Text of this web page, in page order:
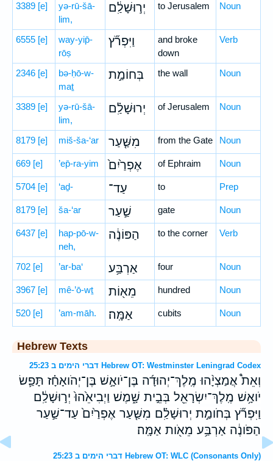
3389 [e]
yə-rū-šā-
lim,
יְר֣וּשָׁלִַ֔ם to Jerusalem Noun
6555 [e]
way-yip̄-
rōṣ
וַיִּפְרֹ֞ץ
and broke
down
Verb
2346 [e]
bə-ḥō-w-
maṯ
בְּחוֹמַ֣ת the wall Noun
3389 [e]
yə-rū-šā-
lim,
יְרוּשָׁלִַ֗ם of Jerusalem Noun
8179 [e] miš-ša-‘ar מִשַּׁ֤עַר from the Gate Noun
669 [e] ’ep̄-ra-yim אֶפְרַ֙יִם֙ of Ephraim Noun
5704 [e] ‘aḏ- עַד־ to Prep
8179 [e] ša-‘ar שַׁ֣עַר gate Noun
6437 [e]
hap-pō-w-
neh,
הַפּוֹנֶ֔ה to the corner Verb
702 [e] ’ar-ba‘ אַרְבַּ֥ע four Noun
3967 [e] mê-’ō-wṯ מֵא֖וֹת hundred Noun
520 [e] ’am-māh. אַמָּֽה׃ cubits Noun
Hebrew Texts
דברי הימים ב 25:23 Hebrew OT: Westminster Leningrad Codex
וְאֵת֩ אֲמַצְיָ֨הוּ מֶֽלֶךְ־יְהוּדָ֜ה בֶּן־יֹואָ֣שׁ בֶּן־יְהֹואָחָ֗ז תָּפַ֛שׂ
יֹואָ֥שׁ מֶֽלֶךְ־יִשְׂרָאֵ֖ל בְּבֵ֣ית שָׁ֑מֶשׁ וַיְבִיאֵ֙הוּ֙ יְר֣וּשָׁלִַ֔ם
וַיִּפְרֹ֞ץ בְּחֹומַ֣ת יְרוּשָׁלִַ֗ם מִשַּׁ֤עַר אֶפְרַ֙יִם֙ עַד־שַׁ֣עַר
הַפֹּונֶ֔ה אַרְבַּ֥ע מֵאֹ֖ות אַמָּֽה׃
דברי הימים ב 25:23 Hebrew OT: WLC (Consonants Only)